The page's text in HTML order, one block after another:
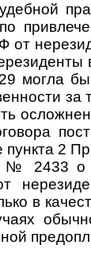
могла
пункта 2
2433 о
в